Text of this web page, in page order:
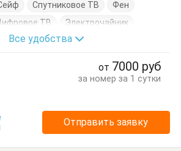
Спутниковое ТВ
Фен
ТВ
Электрочайник
Журнальный столик
Туалетный столик
Тумбочки
Все удобства
от 7000 руб
за номер за 1 сутки
Отправить заявку